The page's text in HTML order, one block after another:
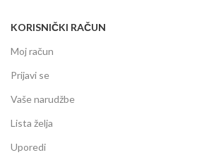
KORISNIČKI RAČUN
Moj račun
Prijavi se
Vaše narudžbe
Lista želja
Uporedi